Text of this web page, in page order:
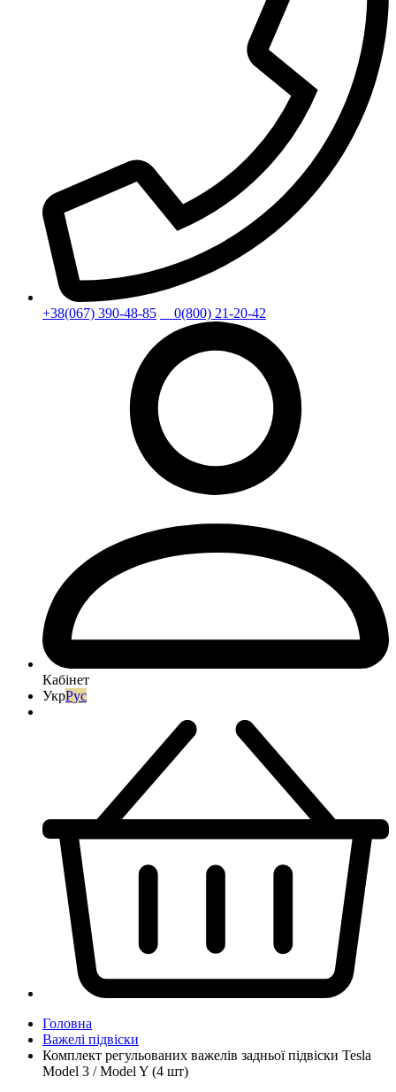
+38(067) 390-48-85 0(800) 21-20-42
Кабінет
УкрРус
Головна
Важелі підвіски
Комплект регульованих важелів задньої підвіски Tesla
Model 3 / Model Y (4 шт)